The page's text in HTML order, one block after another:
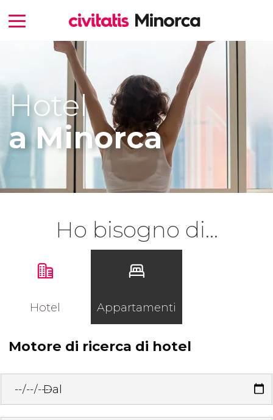
Hotel
a Minorca
Ho bisogno di...
Hotel Appartamenti
Motore di ricerca di hotel
Dal